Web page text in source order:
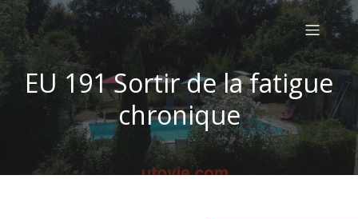
EU 191 Sortir de la fatigue
chronique